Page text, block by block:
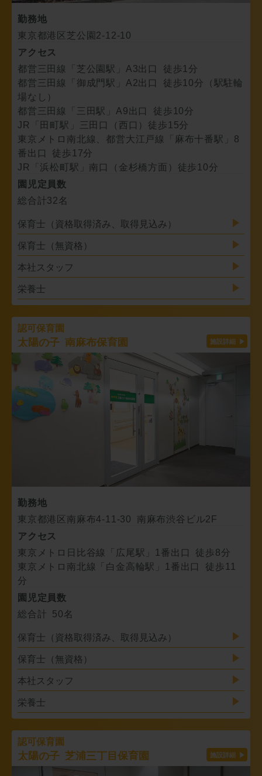
勤務地
東京都港区芝公園2-12-10
アクセス
都営三田線「芝公園駅」A3出口 徒歩1分
都営三田線「御成門駅」A2出口 徒歩10分（駅駐輪
場なし）
都営三田線「三田駅」A9出口 徒歩10分
JR「田町駅」三田口（西口）徒歩15分
東京メトロ南北線、都営大江戸線「麻布十番駅」8
番出口 徒歩17分
JR「浜松町駅」南口（金杉橋方面）徒歩10分
園児定員数
総合計32名
保育士（資格取得済み、取得見込み）
保育士（無資格）
本社スタッフ
栄養士
認可保育園
太陽の子 南麻布保育園
勤務地
東京都港区南麻布4-11-30 南麻布渋谷ビル2F
アクセス
東京メトロ日比谷線「広尾駅」1番出口 徒歩8分
東京メトロ南北線「白金高輪駅」1番出口 徒歩11
分
園児定員数
総合計 50名
保育士（資格取得済み、取得見込み）
保育士（無資格）
本社スタッフ
栄養士
認可保育園
太陽の子 芝浦三丁目保育園